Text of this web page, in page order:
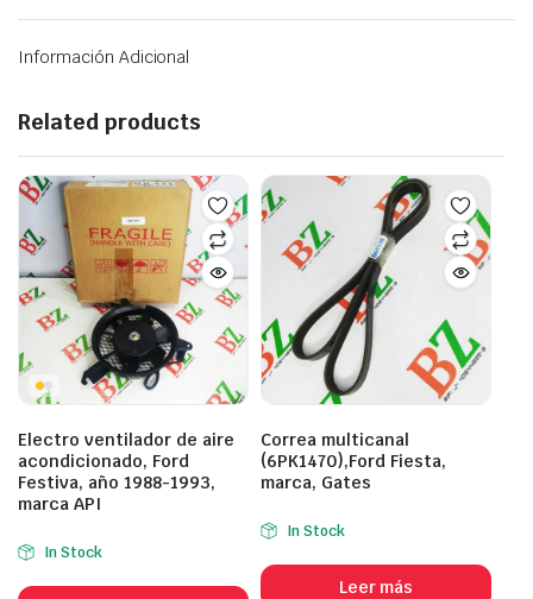
Información Adicional
Related products
Electro ventilador de aire
acondicionado, Ford
Festiva, año 1988-1993,
marca API
In Stock
Correa multicanal
(6PK1470),Ford Fiesta,
marca, Gates
In Stock
Leer más